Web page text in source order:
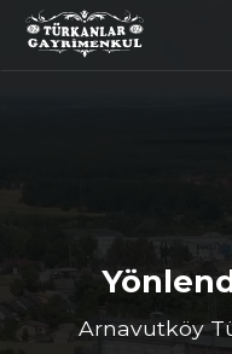
Arnavutköy